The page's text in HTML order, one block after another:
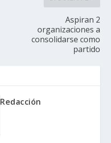
Aspiran 2
organizaciones a
consolidarse como
partido
Redacción